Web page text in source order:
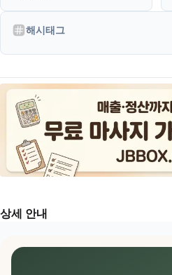
해시태그
상세 안내